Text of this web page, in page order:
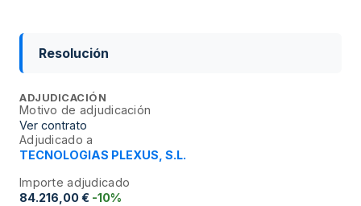
Resolución
ADJUDICACIÓN
Motivo de adjudicación
Ver contrato
Adjudicado a
TECNOLOGIAS PLEXUS, S.L.
Importe adjudicado
84.216,00 € -10%